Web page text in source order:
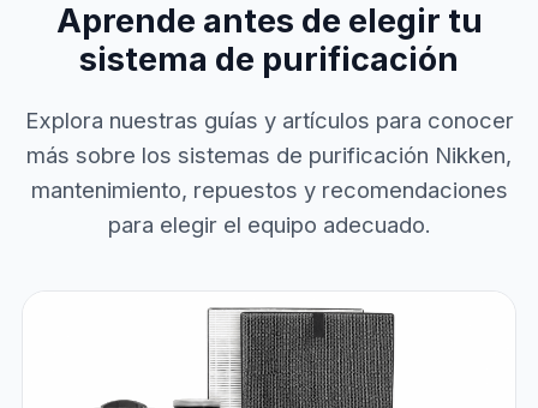
Aprende antes de elegir tu
sistema de purificación
Explora nuestras guías y artículos para conocer
más sobre los sistemas de purificación Nikken,
mantenimiento, repuestos y recomendaciones
para elegir el equipo adecuado.